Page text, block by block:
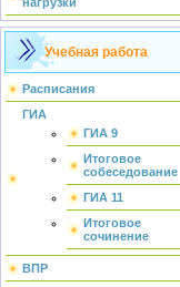
Учебная работа
Расписания
ГИА
ГИА 9
Итоговое
собеседование
ГИА 11
Итоговое
сочинение
ВПР